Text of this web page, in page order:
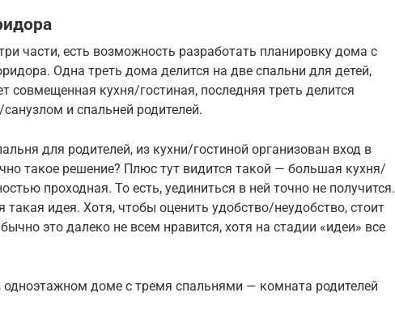
части, есть возможность разработать планировку дома с
Одна треть дома делится на две спальни для детей,
совмещенная кухня/гостиная, последняя треть делится
и спальней родителей.
для родителей, из кухни/гостиной организован вход в
такое решение? Плюс тут видится такой — большая кухня/
проходная. То есть, уединиться в ней точно не получится.
идея. Хотя, чтобы оценить удобство/неудобство, стоит
это далеко не всем нравится, хотя на стадии «идеи» все
доме с тремя спальнями — комната родителей